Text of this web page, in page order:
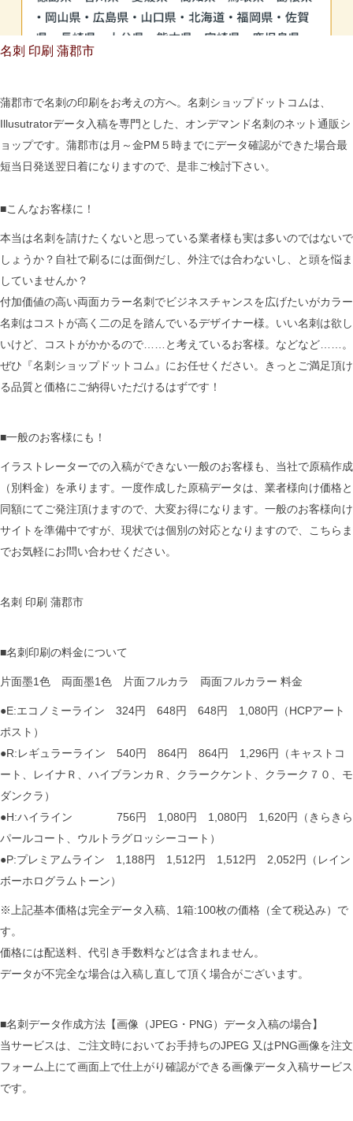
名刺 印刷 蒲郡市
蒲郡市で名刺の印刷をお考えの方へ。名刺ショップドットコムは、
Illusutratorデータ入稿を専門とした、オンデマンド名刺のネット通販シ
ョップです。蒲郡市は月～金PM５時までにデータ確認ができた場合最
短当日発送翌日着になりますので、是非ご検討下さい。
■こんなお客様に！
本当は名刺を請けたくないと思っている業者様も実は多いのではないで
しょうか？自社で刷るには面倒だし、外注では合わないし、と頭を悩ま
していませんか？
付加価値の高い両面カラー名刺でビジネスチャンスを広げたいがカラー
名刺はコストが高く二の足を踏んでいるデザイナー様。いい名刺は欲し
いけど、コストがかかるので……と考えているお客様。などなど……。
ぜひ『名刺ショップドットコム』にお任せください。きっとご満足頂け
る品質と価格にご納得いただけるはずです！
■一般のお客様にも！
イラストレーターでの入稿ができない一般のお客様も、当社で原稿作成
（別料金）を承ります。一度作成した原稿データは、業者様向け価格と
同額にてご発注頂けますので、大変お得になります。一般のお客様向け
サイトを準備中ですが、現状では個別の対応となりますので、こちらま
でお気軽にお問い合わせください。
名刺 印刷 蒲郡市
■名刺印刷の料金について
片面墨1色 両面墨1色 片面フルカラ 両面フルカラー 料金
●E:エコノミーライン 324円 648円 648円 1,080円（HCPアート
ポスト）
●R:レギュラーライン 540円 864円 864円 1,296円（キャストコ
ート、レイナＲ、ハイブランカＲ、クラークケント、クラーク７０、モ
ダンクラ）
●H:ハイライン 756円 1,080円 1,080円 1,620円（きらきら
パールコート、ウルトラグロッシーコート）
●P:プレミアムライン 1,188円 1,512円 1,512円 2,052円（レイン
ボーホログラムトーン）
※上記基本価格は完全データ入稿、1箱:100枚の価格（全て税込み）で
す。
価格には配送料、代引き手数料などは含まれません。
データが不完全な場合は入稿し直して頂く場合がございます。
■名刺データ作成方法【画像（JPEG・PNG）データ入稿の場合】
当サービスは、ご注文時においてお手持ちのJPEG 又はPNG画像を注文
フォーム上にて画面上で仕上がり確認ができる画像データ入稿サービス
です。